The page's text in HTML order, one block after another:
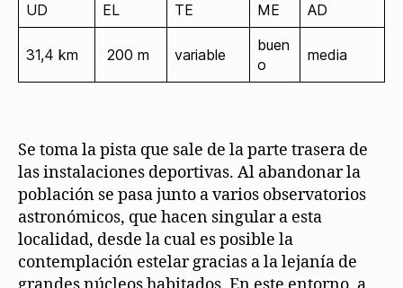
UD
EL
TE
ME
AD
31,4 km 200 m variable
buen
o
media
Se toma la pista que sale de la parte trasera de
las instalaciones deportivas. Al abandonar la
población se pasa junto a varios observatorios
astronómicos, que hacen singular a esta
localidad, desde la cual es posible la
contemplación estelar gracias a la lejanía de